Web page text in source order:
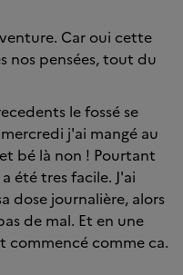
Car oui cette
nos pensées, tout du
le fossé se
j'ai mangé au
bé là non ! Pourtant
été tres facile. J'ai
dose journalière, alors
de mal. Et en une
commencé comme ca.